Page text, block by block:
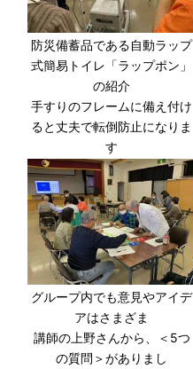
防災備蓄品である自動ラップ
式簡易トイレ「ラップポン」
の紹介
手すりのフレームに備え付け
ると丈夫で転倒防止になりま
す
グループ内でも意見やアイデ
アはさまざま
講師の上野さんから、＜5つ
の質問＞がありまし